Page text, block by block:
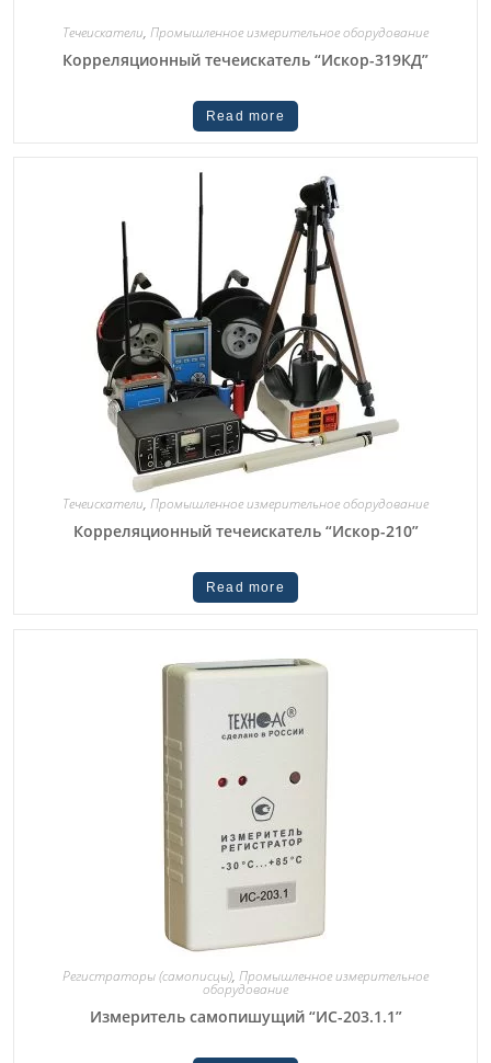
Течеискатели, Промышленное измерительное оборудование
Корреляционный течеискатель “Искор-319КД”
Read more
Течеискатели, Промышленное измерительное оборудование
Корреляционный течеискатель “Искор-210”
Read more
Регистраторы (самописцы), Промышленное измерительное
оборудование
Измеритель самопишущий “ИС-203.1.1”